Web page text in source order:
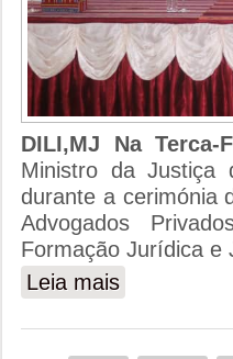
DILI,MJ Na
Ministro da Justiça
durante a cerimónia
Advogados
Formação Jurídica e
Leia mais
ADVOGADOS